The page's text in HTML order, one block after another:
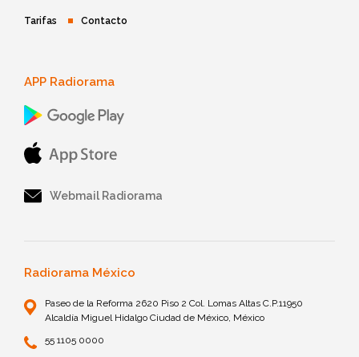
Tarifas Contacto
APP Radiorama
Webmail Radiorama
Radiorama México
Paseo de la Reforma 2620 Piso 2 Col. Lomas Altas C.P.11950
Alcaldía Miguel Hidalgo Ciudad de México, México
55 1105 0000